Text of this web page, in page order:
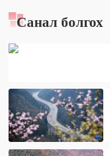
Санал болгох